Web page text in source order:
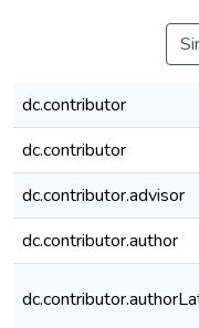
dc.contributor
dc.contributor
dc.contributor.advisor
dc.contributor.author